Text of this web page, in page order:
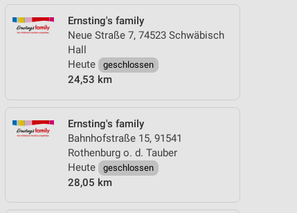
Ernsting's family
Neue Straße 7, 74523 Schwäbisch
Hall
Heute
geschlossen
24,53 km
Ernsting's family
Bahnhofstraße 15, 91541
Rothenburg o. d. Tauber
Heute
geschlossen
28,05 km